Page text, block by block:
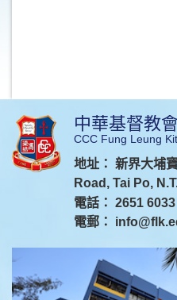
中華基督教
CCC Fung Leung
地址： 新界大埔
Road, Tai Po,
電話： 2651 6033
電郵：